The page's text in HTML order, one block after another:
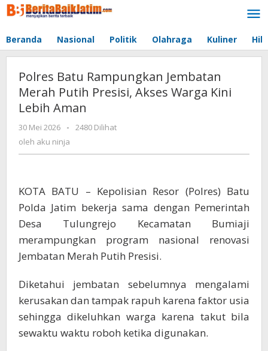
Lewati
ke
Beranda Nasional Politik Olahraga Kuliner
Polres Batu Rampungkan Jembatan
Merah Putih Presisi, Akses Warga Kini
Lebih Aman
30 Mei 2026
oleh
aku
-
2480 Dilihat
oleh aku ninja
KOTA BATU – Kepolisian Resor (Polres) Batu
Polda Jatim bekerja sama dengan Pemerintah
Desa Tulungrejo Kecamatan Bumiaji
merampungkan program nasional renovasi
Jembatan Merah Putih Presisi.
Diketahui jembatan sebelumnya mengalami
kerusakan dan tampak rapuh karena faktor usia
sehingga dikeluhkan warga karena takut bila
sewaktu waktu roboh ketika digunakan.